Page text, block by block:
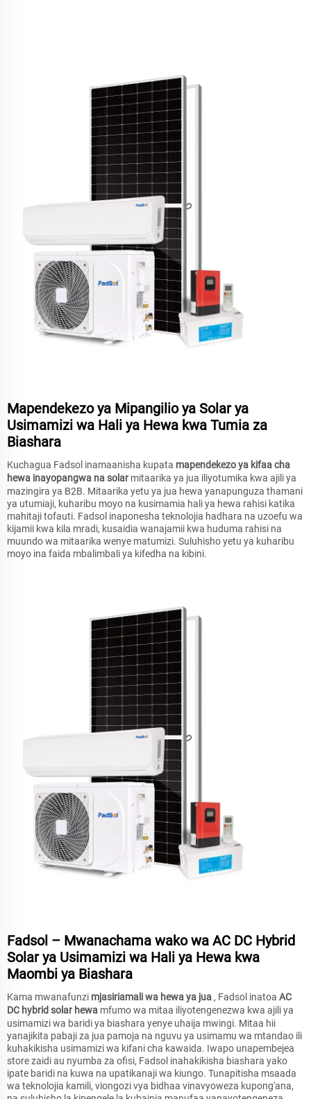
Mapendekezo ya Mipangilio ya Solar ya
Usimamizi wa Hali ya Hewa kwa Tumia za
Biashara
Kuchagua Fadsol inamaanisha kupata mapendekezo ya kifaa cha
hewa inayopangwa na solar mitaarika ya jua iliyotumika kwa ajili ya
mazingira ya B2B. Mitaarika yetu ya jua hewa yanapunguza thamani
ya utumiaji, kuharibu moyo na kusimamia hali ya hewa rahisi katika
mahitaji tofauti. Fadsol inaponesha teknolojia hadhara na uzoefu wa
kijamii kwa kila mradi, kusaidia wanajamii kwa huduma rahisi na
muundo wa mitaarika wenye matumizi. Suluhisho yetu ya kuharibu
moyo ina faida mbalimbali ya kifedha na kibini.
Fadsol – Mwanachama wako wa AC DC Hybrid
Solar ya Usimamizi wa Hali ya Hewa kwa
Maombi ya Biashara
Kama mwanafunzi mjasiriamali wa hewa ya jua , Fadsol inatoa AC
DC hybrid solar hewa mfumo wa mitaa iliyotengenezwa kwa ajili ya
usimamizi wa baridi ya biashara yenye uhaija mwingi. Mitaa hii
yanajikita pabaji za jua pamoja na nguvu ya usimamu wa mtandao ili
kuhakikisha usimamizi wa kifani cha kawaida. Iwapo unapembejea
store zaidi au nyumba za ofisi, Fadsol inahakikisha biashara yako
ipate baridi na kuwa na upatikanaji wa kiungo. Tunapitisha msaada
wa teknolojia kamili, viongozi vya bidhaa vinavyoweza kupong'ana,